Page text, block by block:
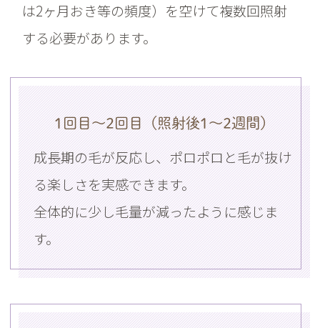
は2ヶ月おき等の頻度）を空けて複数回照射
する必要があります。
1回目〜2回目（照射後1〜2週間）
成長期の毛が反応し、ポロポロと毛が抜け
る楽しさを実感できます。
全体的に少し毛量が減ったように感じま
す。